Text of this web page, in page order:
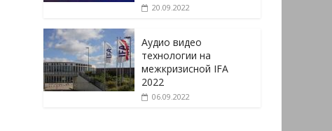
20.09.2022
Аудио видео
технологии на
межкризисной IFA
2022
06.09.2022